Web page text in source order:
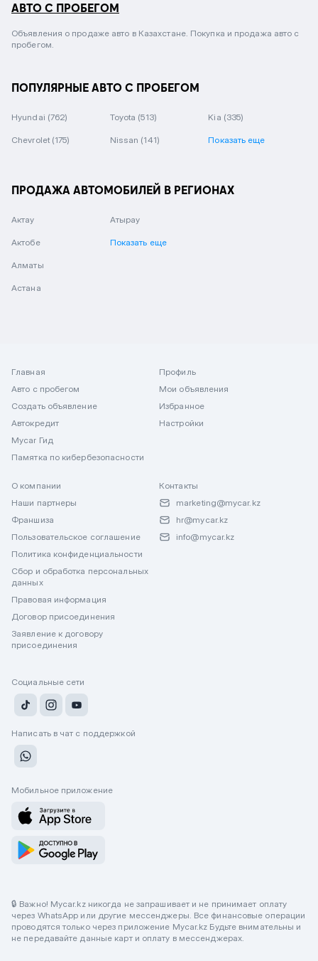
АВТО С ПРОБЕГОМ
Объявления о продаже авто в Казахстане. Покупка и продажа авто с
пробегом.
ПОПУЛЯРНЫЕ АВТО С ПРОБЕГОМ
Hyundai (762) Toyota (513) Kia (335)
Chevrolet (175) Nissan (141) Показать еще
ПРОДАЖА АВТОМОБИЛЕЙ В РЕГИОНАХ
Актау
Актобе
Алматы
Астана
Атырау
Показать еще
Главная
Авто с пробегом
Создать объявление
Автокредит
Mycar Гид
Памятка по кибербезопасности
Профиль
Мои объявления
Избранное
Настройки
О компании
Наши партнеры
Франшиза
Пользовательское соглашение
Политика конфиденциальности
Сбор и обработка персональных
данных
Правовая информация
Договор присоединения
Заявление к договору
присоединения
Контакты
marketing@mycar.kz
hr@mycar.kz
info@mycar.kz
Социальные сети
Написать в чат с поддержкой
Мобильное приложение
🔒 Важно! Mycar.kz никогда не запрашивает и не принимает оплату
через WhatsApp или другие мессенджеры. Все финансовые операции
проводятся только через приложение Mycar.kz Будьте внимательны и
не передавайте данные карт и оплату в мессенджерах.